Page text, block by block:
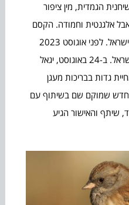
הגמדית, מין ציפור
אלגנטית וחמודה. הקסם
שלה איננו ביופייה אלא בנדירותה בישראל. לפני אוגוסט 2023
היא נצפתה ארבע פעמים בלבד בישראל. ב-24 באוגוסט, יגאל
גדות בבריכות מעגן
שמוקם שם בשיתוף עם
שיתף והאישור הגיע